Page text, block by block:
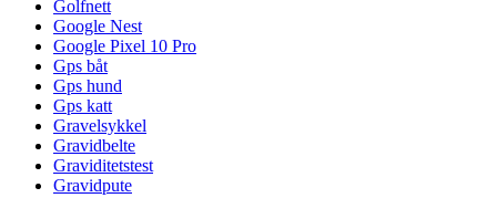
Golfnett
Google Nest
Google Pixel 10 Pro
Gps båt
Gps hund
Gps katt
Gravelsykkel
Gravidbelte
Graviditetstest
Gravidpute